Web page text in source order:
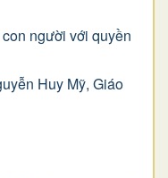
người với quyền
Huy Mỹ, Giáo